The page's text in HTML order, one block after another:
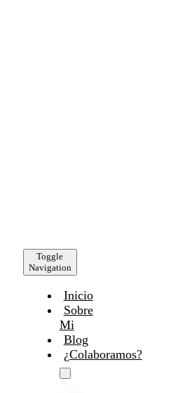
Toggle
Navigation
Inicio
Sobre
Mi
Blog
¿Colaboramos?